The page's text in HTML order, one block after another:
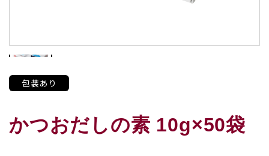
包装あり
かつおだしの素 10g×50袋